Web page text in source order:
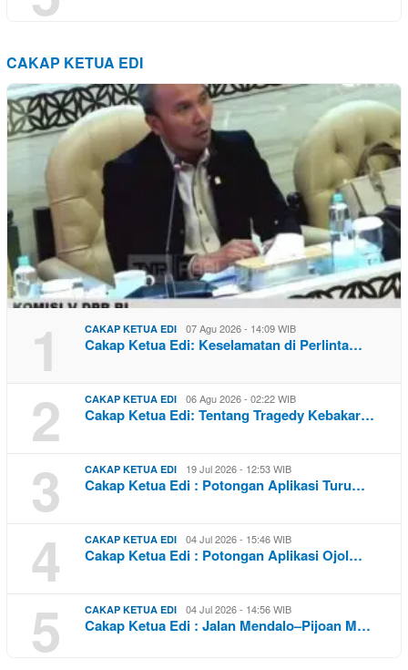
CAKAP KETUA EDI
1 CAKAP KETUA EDI 07 Agu 2026 - 14:09 WIB
Cakap Ketua Edi: Keselamatan di Perlinta…
2 CAKAP KETUA EDI 06 Agu 2026 - 02:22 WIB
Cakap Ketua Edi: Tentang Tragedy Kebakar…
3 CAKAP KETUA EDI 19 Jul 2026 - 12:53 WIB
Cakap Ketua Edi : Potongan Aplikasi Turu…
4 CAKAP KETUA EDI 04 Jul 2026 - 15:46 WIB
Cakap Ketua Edi : Potongan Aplikasi Ojol…
5 CAKAP KETUA EDI 04 Jul 2026 - 14:56 WIB
Cakap Ketua Edi : Jalan Mendalo–Pijoan M…